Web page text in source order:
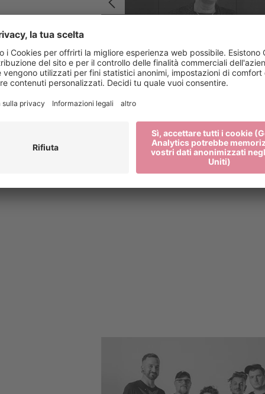
Julian Hölscher
Tropfstein
BIBLIOTECA DI BRESSANONE